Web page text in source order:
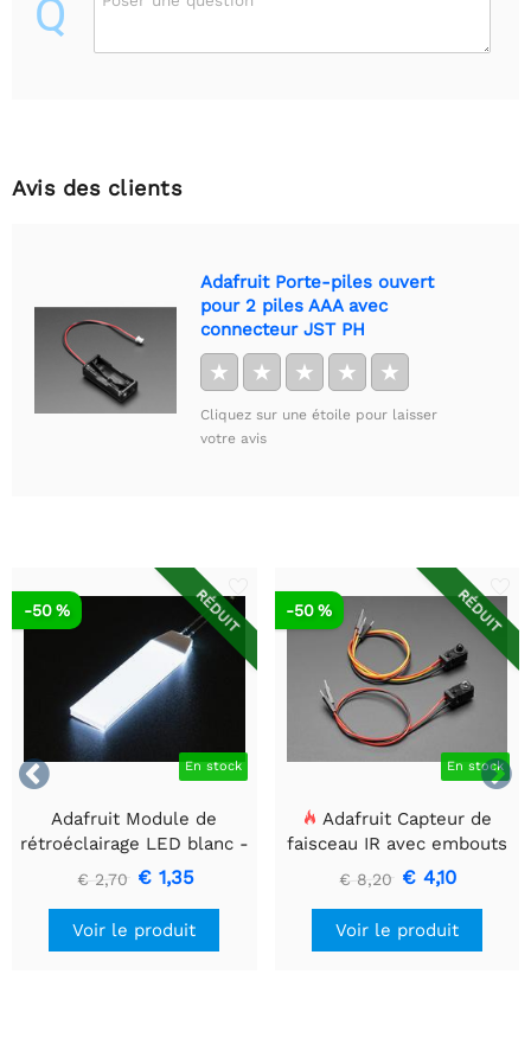
Q
Avis des clients
Adafruit Porte-piles ouvert
pour 2 piles AAA avec
connecteur JST PH
★ ★ ★ ★ ★
Cliquez sur une étoile pour laisser
votre avis


RÉDUIT
En stock
-50 %
Adafruit Module de
rétroéclairage LED blanc -
Petit 12 mm x 40 mm
€ 2,70 € 1,35
Voir le produit
RÉDUIT
En stock
-50 %
Adafruit Capteur de
faisceau IR avec embouts
de câble de qualité
supérieure - LED 5 mm
€ 8,20 € 4,10
Voir le produit